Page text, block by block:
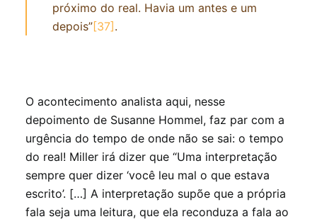
próximo do real. Havia um antes e um
depois”[37] .
O acontecimento analista aqui, nesse
depoimento de Susanne Hommel, faz par com a
urgência do tempo de onde não se sai: o tempo
do real! Miller irá dizer que “Uma interpretação
sempre quer dizer ‘você leu mal o que estava
escrito’. […] A interpretação supõe que a própria
fala seja uma leitura, que ela reconduza a fala ao